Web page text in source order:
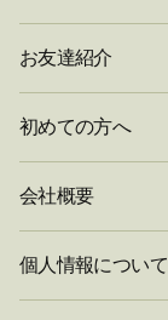
お友達紹介
初めての方へ
会社概要
個人情報について